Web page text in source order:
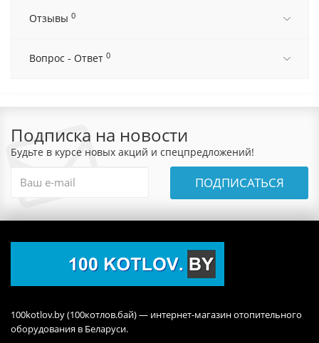
Отзывы 0
Вопрос - Ответ 0
Подписка на новости
Будьте в курсе новых акций и спецпредложений!
ПОДПИСАТЬСЯ
100kotlov.by (100котлов.бай) — интернет-магазин отопительного
оборудования в Беларуси.